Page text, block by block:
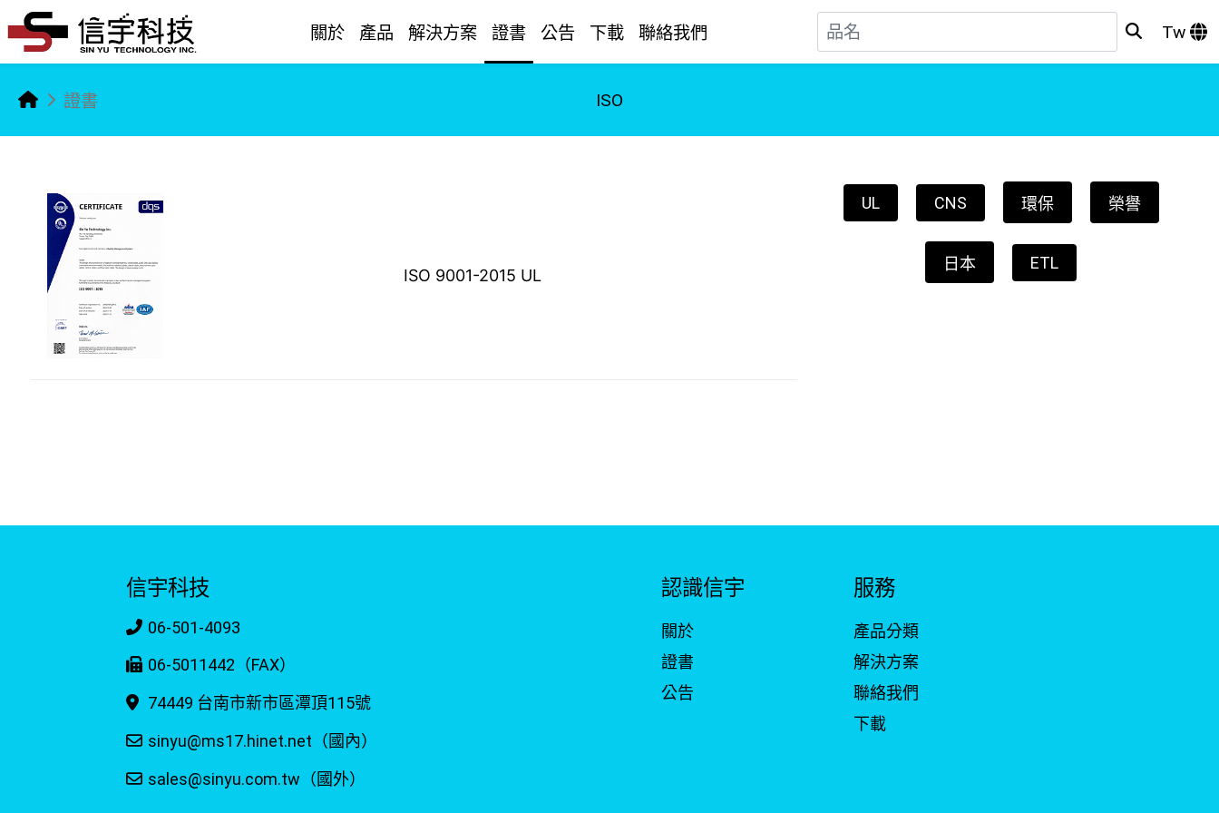
關於 產品 解決方案 證書 公告 下載 聯絡我們 Tw
證書 ISO
ISO 9001-2015 UL
UL CNS 環保 榮譽
日本 ETL
信宇科技
06-501-4093
06-5011442（FAX）
74449 台南市新市區潭頂115號
sinyu@ms17.hinet.net（國內）
sales@sinyu.com.tw（國外）
認識信宇
關於
證書
公告
服務
產品分類
解決方案
聯絡我們
下載